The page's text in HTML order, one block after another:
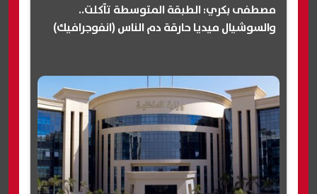
مصطفى بكري: الطبقة المتوسطة تآكلت..
والسوشيال ميديا حارقة دم الناس (انفوجرافيك)